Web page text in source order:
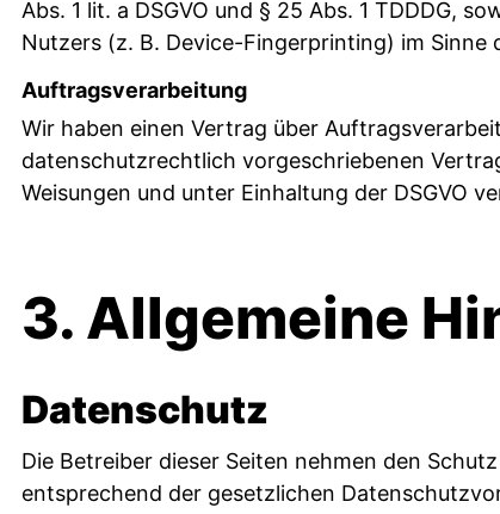
Abs. 1 lit. a DSGVO und § 25 Abs. 1 TDDDG,
Nutzers (z. B. Device-Fingerprinting) im Sinne
Auftragsverarbeitung
Wir haben einen Vertrag über
datenschutzrechtlich vorgeschriebenen
Weisungen und unter Einhaltung der DSGVO
3. Allgemeine
Datenschutz
Die Betreiber dieser Seiten nehmen den
entsprechend der gesetzlichen